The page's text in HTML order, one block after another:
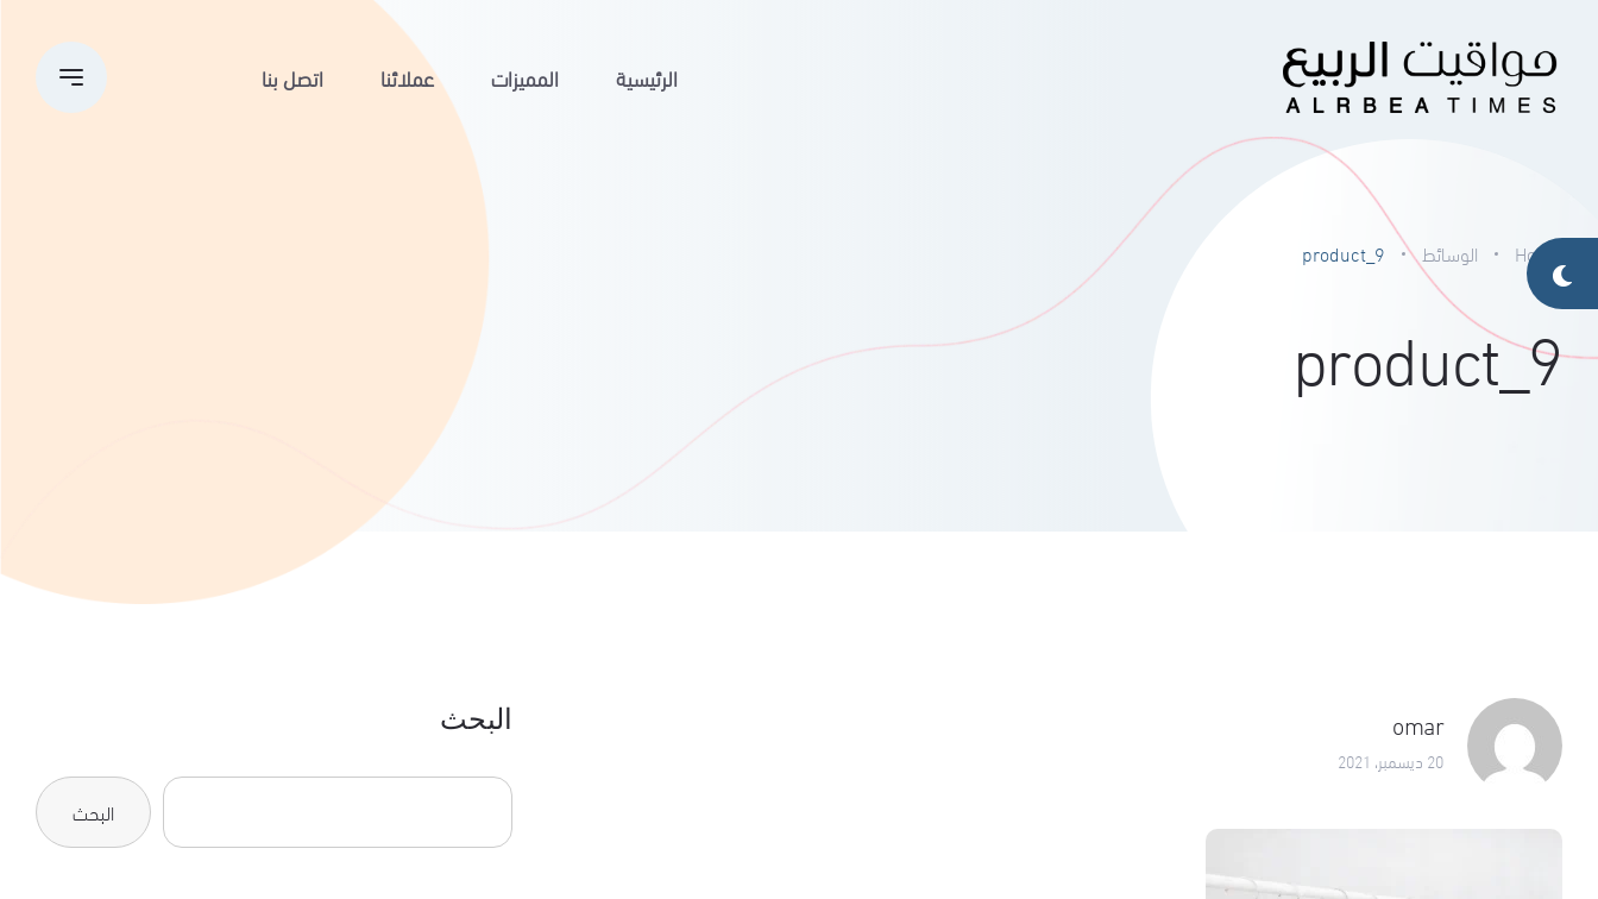
الرئيسية المميزات عملائنا اتصل بنا
Home الوسائط product_9
product_9
omar
20 ديسمبر، 2021
البحث
البحث